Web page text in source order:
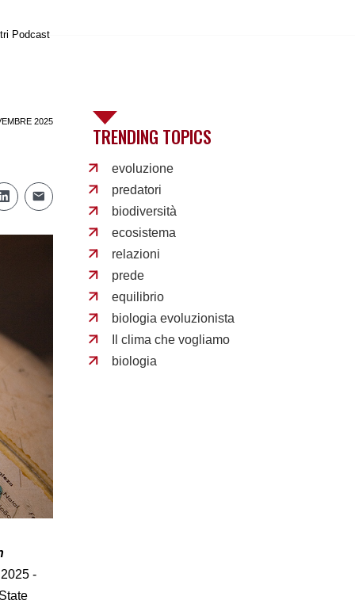
Podcast
2025
-
TRENDING TOPICS
evoluzione
predatori
biodiversità
ecosistema
relazioni
prede
equilibrio
biologia evoluzionista
Il clima che vogliamo
biologia